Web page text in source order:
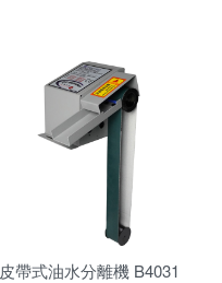
皮帶式油水分離機 B4031